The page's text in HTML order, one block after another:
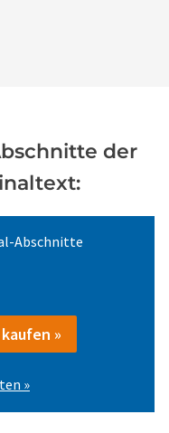
der
Abschnitte
»
»